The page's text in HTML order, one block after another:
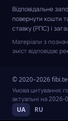
Відповідальне
повернути кошти
ставку (РПС) і
Матеріали з
зміст відповідає
© 2020–2026
Умова цитування:
актуальні на 2026-
UA RU